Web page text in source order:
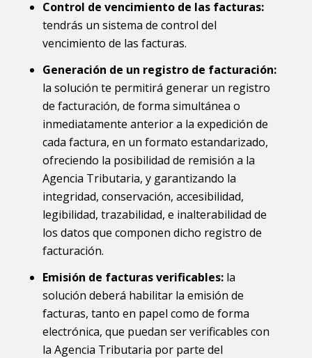
Control de vencimiento de las facturas:
tendrás un sistema de control del
vencimiento de las facturas.
Generación de un registro de facturación:
la solución te permitirá generar un registro
de facturación, de forma simultánea o
inmediatamente anterior a la expedición de
cada factura, en un formato estandarizado,
ofreciendo la posibilidad de remisión a la
Agencia Tributaria, y garantizando la
integridad, conservación, accesibilidad,
legibilidad, trazabilidad, e inalterabilidad de
los datos que componen dicho registro de
facturación.
Emisión de facturas verificables:la
solución deberá habilitar la emisión de
facturas, tanto en papel como de forma
electrónica, que puedan ser verificables con
la Agencia Tributaria por parte del